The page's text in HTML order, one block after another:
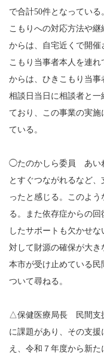
で合計50件となってい
こもりへの対応方法や
からは、自宅近くで開催
こもり当事者本人を連
からは、ひきこもり当
相談日当日に相談者と
ており、この事業の実施
ている。
◯たのかしら委員 あい
とすぐつながれるなど
ったと感じる。このよ
る。また依存症からの
したサポートも欠かせ
対して財源の確保が大
本市が受け止めている
ついて尋ねる。
△保健医療局長 民間支
に課題があり、その支
え、令和７年度から新